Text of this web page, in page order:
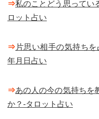
⇒私のことどう思ってい
ロット占い
⇒ 片思い相手の気持ち
年月日占い
⇒あの人の今の気持ちを
か？-タロット占い